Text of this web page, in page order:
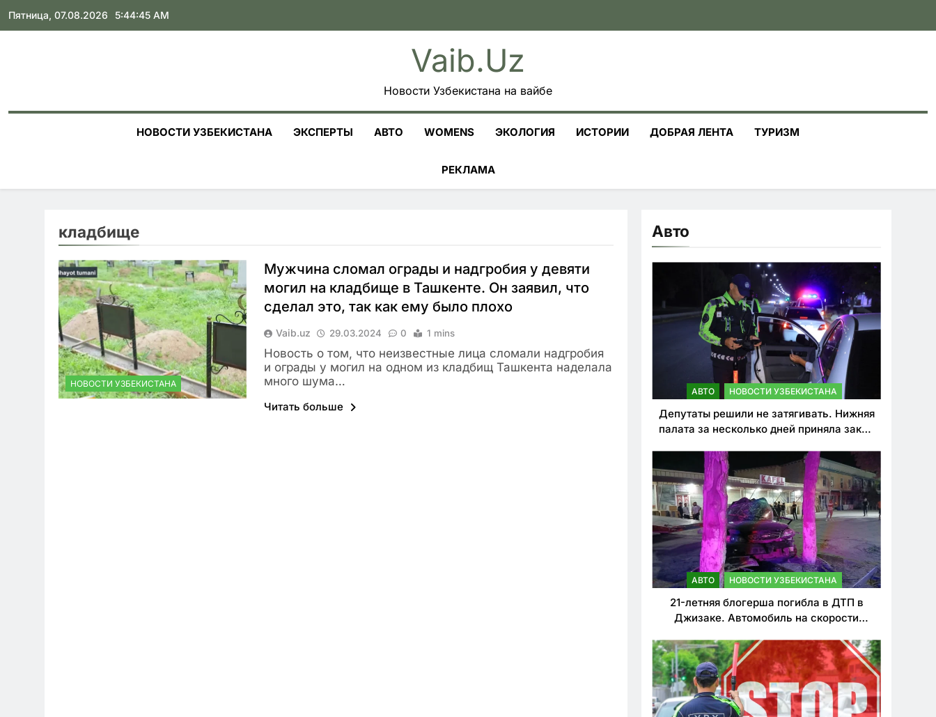
Skip
Пятница, 07.08.2026 5:44:46 AM
Vaib.uz
Новости Узбекистана на вайбе
НОВОСТИ УЗБЕКИСТАНА ЭКСПЕРТЫ АВТО WOMENS ЭКОЛОГИЯ ИСТОРИИ ДОБРАЯ ЛЕНТА ТУРИЗМ
РЕКЛАМА
кладбище
НОВОСТИ УЗБЕКИСТАНА
Мужчина сломал ограды и надгробия у девяти
могил на кладбище в Ташкенте. Он заявил, что
сделал это, так как ему было плохо
Vaib.uz 29.03.2024 0 1 mins
Новость о том, что неизвестные лица сломали надгробия
и ограды у могил на одном из кладбищ Ташкента наделала
много шума…
Читать больше
Авто
АВТО НОВОСТИ УЗБЕКИСТАНА
Депутаты решили не затягивать. Нижняя
палата за несколько дней приняла закон
нарушителей ПДД
АВТО НОВОСТИ УЗБЕКИСТАНА
21-летняя блогерша погибла в ДТП в
Джизаке. Автомобиль на скорости